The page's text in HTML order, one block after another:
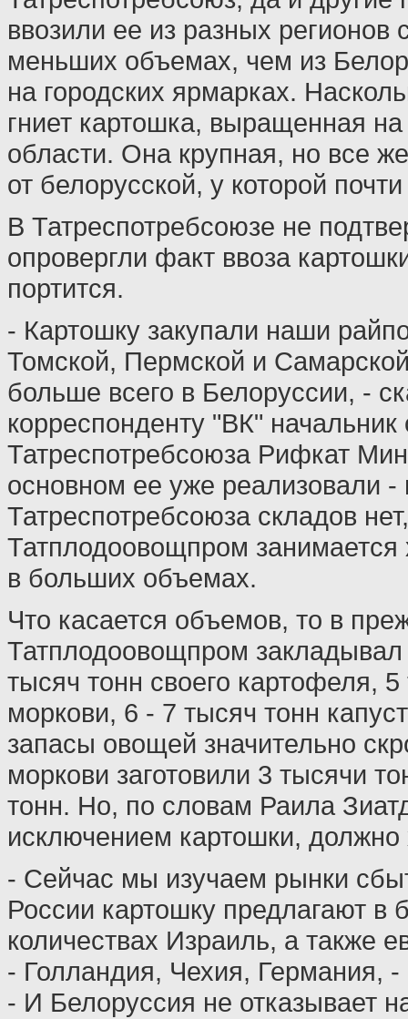
ввозили ее из разных регионов
меньших объемах, чем из
на городских ярмарках.
гниет картошка, выращенная
области. Она крупная, но все
от белорусской, у которой
В Татреспотребсоюзе не
опровергли факт ввоза
портится.
- Картошку закупали наши
Томской, Пермской и
больше всего в Белоруссии, -
корреспонденту "ВК" начальник
Татреспотребсоюза Рифкат
основном ее уже реализовали
Татреспотребсоюза складов
Татплодоовощпром
в больших объемах.
Что касается объемов, то в
Татплодоовощпром
тысяч тонн своего картофеля,
моркови, 6 - 7 тысяч тонн
запасы овощей значительно
моркови заготовили 3 тысячи
тонн. Но, по словам Раила
исключением картошки, должно
- Сейчас мы изучаем рынки
России картошку предлагают в
количествах Израиль, а также
- Голландия, Чехия, Германия, -
- И Белоруссия не отказывает